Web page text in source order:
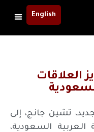
English
العلاقات
تشين جانج، إلى
السعودية،